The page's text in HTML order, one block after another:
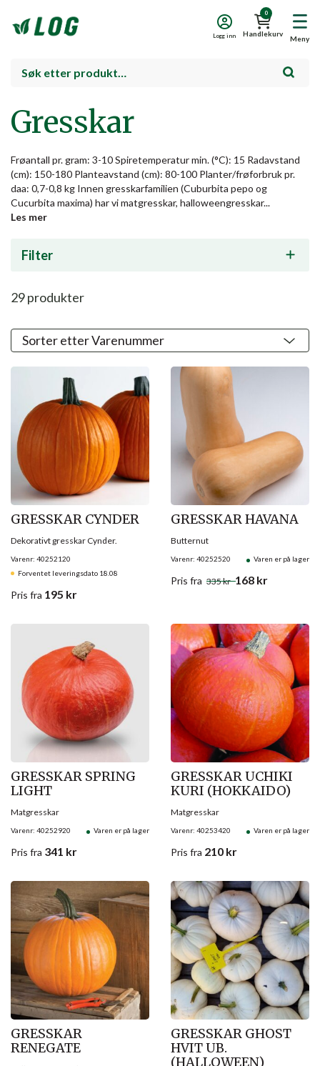
Meny
0
Handlekurv
Logg inn
Gresskar
Frøantall pr. gram: 3-10 Spiretemperatur min. (°C): 15 Radavstand
(cm): 150-180 Planteavstand (cm): 80-100 Planter/frøforbruk pr.
daa: 0,7-0,8 kg Innen gresskarfamilien (Cuburbita pepo og
Cucurbita maxima) har vi matgresskar, halloweengresskar...
Les mer
Filter
29produkter
GRESSKAR CYNDER
Varenr: 40252120
Forventet leveringsdato 18.08
Dekorativt gresskar Cynder.
Pris fra 195 kr
Salg!
GRESSKAR HAVANA
Varenr: 40252520 Varen er på lager
Butternut
Pris fra 335kr 168 kr
GRESSKAR SPRING
LIGHT
Varenr: 40252920 Varen er på lager
Matgresskar
Pris fra 341 kr
GRESSKAR UCHIKI
KURI (HOKKAIDO)
Varenr: 40253420 Varen er på lager
Matgresskar
Pris fra 210 kr
GRESSKAR
RENEGATE
GRESSKAR GHOST
HVIT UB.
(HALLOWEEN)